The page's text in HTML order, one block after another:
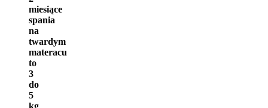
miesiące
spania
na
twardym
materacu
to
3
do
5
kg